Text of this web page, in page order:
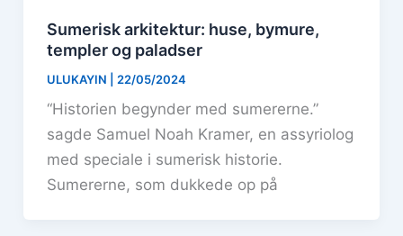
Sumerisk arkitektur: huse, bymure,
templer og paladser
ULUKAYIN 22/05/2024
“Historien begynder med sumererne.”
sagde Samuel Noah Kramer, en assyriolog
med speciale i sumerisk historie.
Sumererne, som dukkede op på